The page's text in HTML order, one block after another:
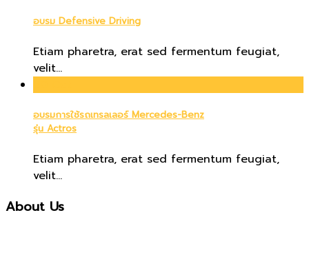
อบรม Defensive Driving
Etiam pharetra, erat sed fermentum feugiat,
velit...
อบรมการใช้รถเทรลเลอร์ Mercedes-Benz
รุ่น Actros
Etiam pharetra, erat sed fermentum feugiat,
velit...
About Us